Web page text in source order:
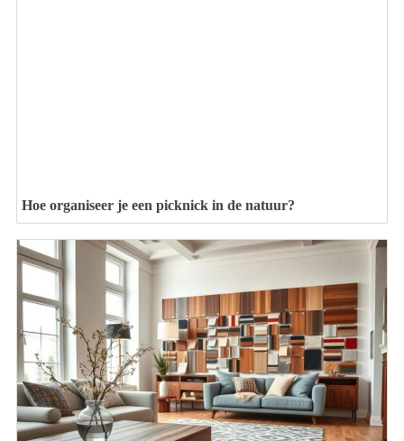
Hoe organiseer je een picknick in de natuur?